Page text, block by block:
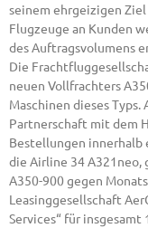
seinem ehrgeizigen
Flugzeuge an Kunden
des Auftragsvolumens
Die
neuen Vollfrachters
Maschinen dieses
Partnerschaft mit dem
Bestellungen innerhalb
die Airline 34 A321neo,
A350-900 gegen
Leasinggesellschaft
Services“ für